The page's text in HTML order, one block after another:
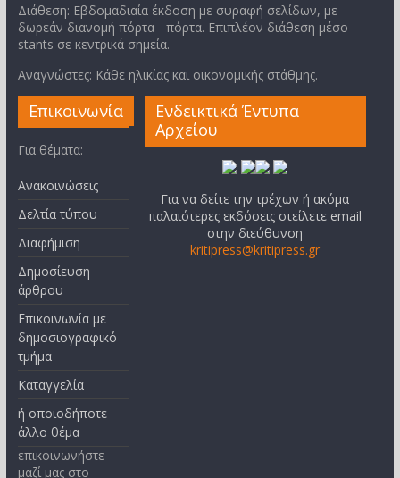
Διάθεση: Εβδομαδιαία έκδοση με συραφή σελίδων, με
δωρεάν διανομή πόρτα - πόρτα. Επιπλέον διάθεση μέσο
stants σε κεντρικά σημεία.
Αναγνώστες: Κάθε ηλικίας και οικονομικής στάθμης.
Επικοινωνία
Για θέματα:
Ανακοινώσεις
Δελτία τύπου
Διαφήμιση
Δημοσίευση
άρθρου
Επικοινωνία με
δημοσιογραφικό
τμήμα
Καταγγελία
ή οποιοδήποτε
άλλο θέμα
επικοινωνήστε
μαζί μας στο
Ενδεικτικά Έντυπα
Αρχείου
Για να δείτε την τρέχων ή ακόμα
παλαιότερες εκδόσεις στείλετε email
στην διεύθυνση
kritipress@kritipress.gr